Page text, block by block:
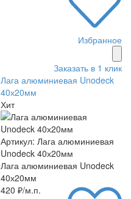
Избранное
Заказать в 1 клик
Лага алюминиевая Unodeck
40х20мм
Хит
Артикул: Лага алюминиевая
Unodeck 40х20мм
Лага алюминиевая Unodeck
40х20мм
420 ₽/м.п.